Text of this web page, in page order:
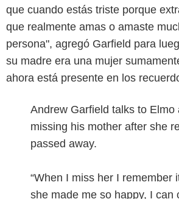
que cuando estás triste porque
que realmente amas o amaste
persona", agregó Garfield para
su madre era una mujer
ahora está presente en los
Andrew Garfield talks to Elmo
missing his mother after she
passed away.
“When I miss her I remember
she made me so happy, I can